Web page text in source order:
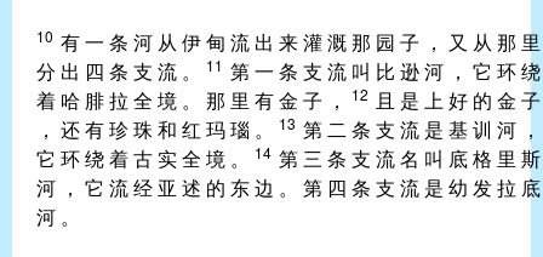
10 有 一 条 河 从 伊 甸 流 出 来 灌 溉 那 园 子 ， 又 从 那 里
分 出 四 条 支 流 。
11 第 一 条 支 流 叫 比 逊 河 ， 它 环 绕
着 哈 腓 拉 全 境 。 那 里 有 金 子 ，
12 且 是 上 好 的 金 子
， 还 有 珍 珠 和 红 玛 瑙 。
13 第 二 条 支 流 是 基 训 河 ，
它 环 绕 着 古 实 全 境 。
14 第 三 条 支 流 名 叫 底 格 里 斯
河 ， 它 流 经 亚 述 的 东 边 。 第 四 条 支 流 是 幼 发 拉 底
河 。